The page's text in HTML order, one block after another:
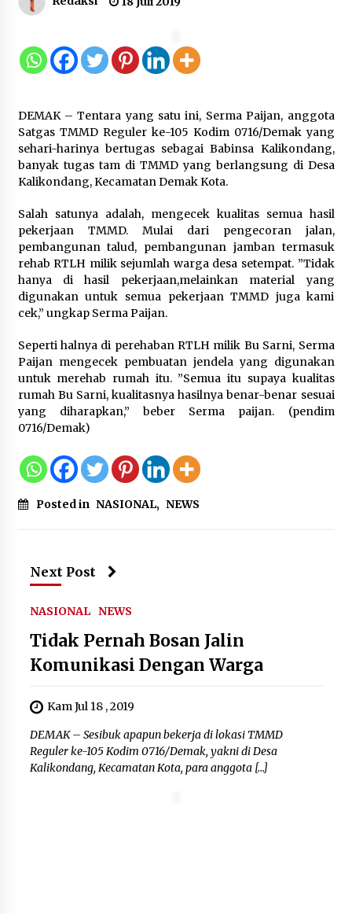
Terus Meningkat
7 Agustus 2026
KKM Universitas Bina Bangsa
Kelompok 83 Laksanakan
Pendampingan Pembuatan Spanduk
Sebagai Upaya Memperkuat
6 Agustus 2026
Jaga Kebugaran Petugas, Lapas
Kelas I Tangerang Gelar Cek
Kesehatan Gratis dan Skrining TB
Lanjutan
6 Agustus 2026
Kemenkum Malut Dorong
Perlindungan Hak Cipta Musik di Era
Digital, Sosialisasikan Pencatatan
Gratis dan Penguatan Royalti
Dikunjungi PWI, Wawan Fauzi: Peran
hingga Fatal
Korupsi Rp5,49 Miliar: Sewa Pesawat
Ditahan
6 Agustus 2026
Dukung Ekosistem Kendaraan
Listrik, Wapres Dorong Link and
Match Pendidikan–Industri
5 Agustus 2026
DEMAK – Tentara yang satu ini, Serma Paijan, anggota
Satgas TMMD Reguler ke-105 Kodim 0716/Demak yang
sehari-harinya bertugas sebagai Babinsa Kalikondang,
banyak tugas tam di TMMD yang berlangsung di Desa
Kalikondang, Kecamatan Demak Kota.
Salah satunya adalah, mengecek kualitas semua hasil
pekerjaan TMMD. Mulai dari pengecoran jalan,
pembangunan talud, pembangunan jamban termasuk
rehab RTLH milik sejumlah warga desa setempat. ”Tidak
hanya di hasil pekerjaan,melainkan material yang
digunakan untuk semua pekerjaan TMMD juga kami
cek,” ungkap Serma Paijan.
Seperti halnya di perehaban RTLH milik Bu Sarni, Serma
Paijan mengecek pembuatan jendela yang digunakan
untuk merehab rumah itu. ”Semua itu supaya kualitas
rumah Bu Sarni, kualitasnya hasilnya benar-benar sesuai
yang diharapkan,” beber Serma paijan. (pendim
0716/Demak)
Posted in NASIONAL, NEWS
Next Post
NASIONAL NEWS
Tidak Pernah Bosan Jalin
Komunikasi Dengan Warga
Kam Jul 18 , 2019
DEMAK – Sesibuk apapun bekerja di lokasi TMMD
Reguler ke-105 Kodim 0716/Demak, yakni di Desa
Kalikondang, Kecamatan Kota, para anggota […]